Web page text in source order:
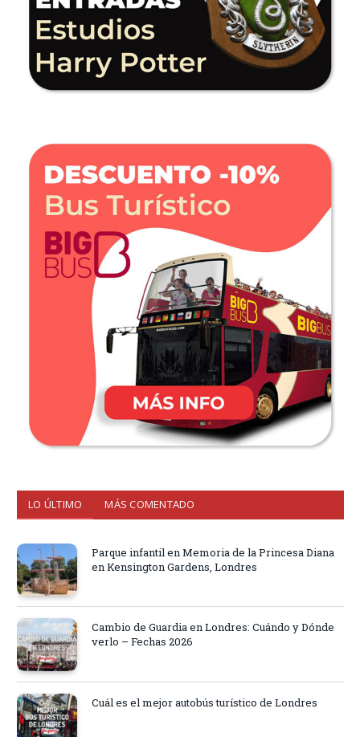
LO ÚLTIMO MÁS COMENTADO
Parque infantil en Memoria de la Princesa Diana
en Kensington Gardens, Londres
Cambio de Guardia en Londres: Cuándo y Dónde
verlo – Fechas 2026
Cuál es el mejor autobús turístico de Londres